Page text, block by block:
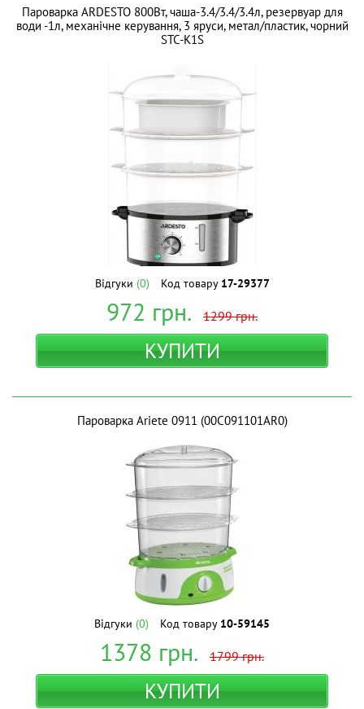
Пароварка ARDESTO 800Вт, чаша-3.4/3.4/3.4л, резервуар для
води -1л, механічне керування, 3 яруси, метал/пластик, чорний
STC-K1S
Відгуки (0) Код товару 17-29377
972 грн. 1299грн.
КУПИТИ
Пароварка Ariete 0911 (00C091101AR0)
Відгуки (0) Код товару 10-59145
1378 грн. 1799грн.
КУПИТИ